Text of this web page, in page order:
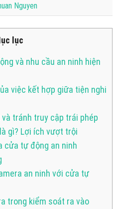
Nguyen
lục
và nhu cầu an ninh hiện
việc kết hợp giữa tiện nghi
tránh truy cập trái phép
gì? Lợi ích vượt trội
cửa tự động an ninh
an ninh với cửa tự
trong kiểm soát ra vào